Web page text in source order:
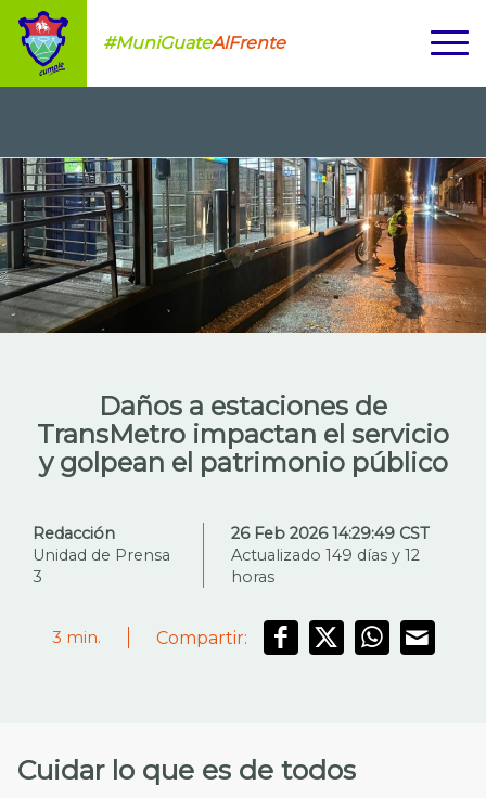
#MuniGuateAlFrente
Daños a estaciones de
TransMetro impactan el servicio
y golpean el patrimonio público
Redacción
Unidad de Prensa
3
26 Feb 2026 14:29:49 CST
Actualizado 149 días y 12
horas
3 min. Compartir:
Cuidar lo que es de todos